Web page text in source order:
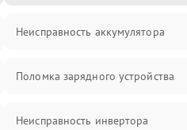
Неисправность аккумулятора
Поломка зарядного устройства
Неисправность инвертора